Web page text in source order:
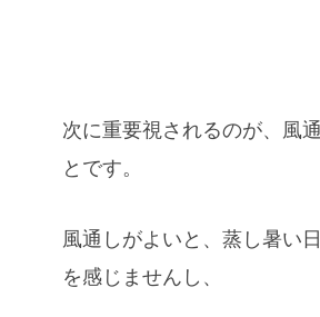
次に重要視されるのが、風
とです。
風通しがよいと、蒸し暑い
を感じませんし、